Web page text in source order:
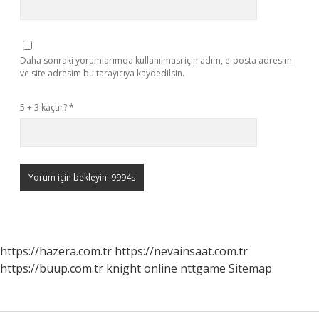
Daha sonraki yorumlarımda kullanılması için adım, e-posta adresim
ve site adresim bu tarayıcıya kaydedilsin.
5 + 3 kaçtır?*
https://hazera.com.tr https://nevainsaat.com.tr
https://buup.com.tr knight online nttgame Sitemap